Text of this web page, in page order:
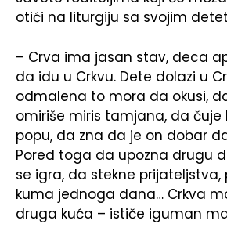
otići na liturgiju sa svojim
– Crva ima jasan stav, deca
da idu u Crkvu. Dete dolazi u
odmalena to mora da okusi,
omiriše miris tamjana, da čuje
popu, da zna da je on dobar
Pored toga da upozna drugu
se igra, da stekne prijateljstva,
kuma jednoga dana… Crkva
druga kuća – ističe iguman